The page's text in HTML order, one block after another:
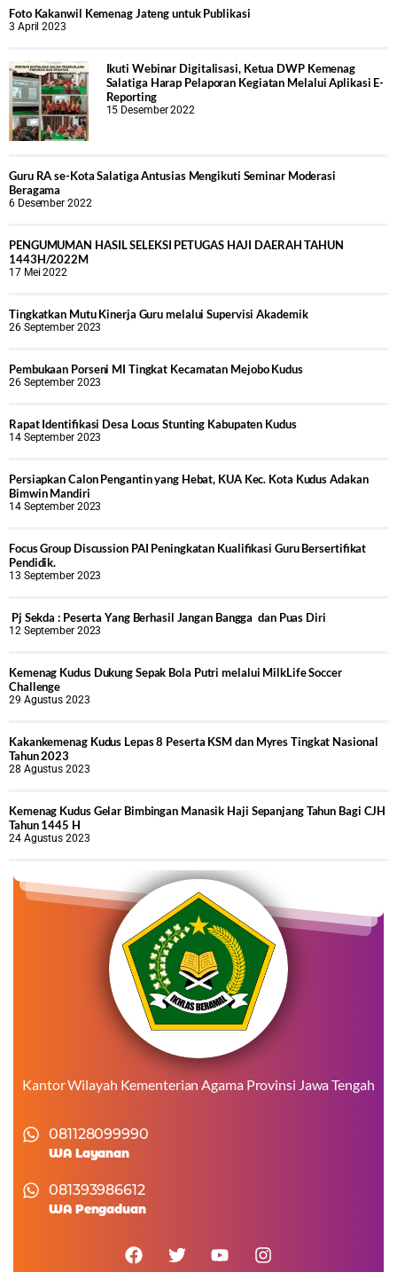
Foto Kakanwil Kemenag Jateng untuk Publikasi
3 April 2023
Ikuti Webinar Digitalisasi, Ketua DWP Kemenag
Salatiga Harap Pelaporan Kegiatan Melalui Aplikasi E-
Reporting
15 Desember 2022
Guru RA se-Kota Salatiga Antusias Mengikuti Seminar Moderasi
Beragama
6 Desember 2022
PENGUMUMAN HASIL SELEKSI PETUGAS HAJI DAERAH TAHUN
1443H/2022M
17 Mei 2022
Tingkatkan Mutu Kinerja Guru melalui Supervisi Akademik
26 September 2023
Pembukaan Porseni MI Tingkat Kecamatan Mejobo Kudus
26 September 2023
Rapat Identifikasi Desa Locus Stunting Kabupaten Kudus
14 September 2023
Persiapkan Calon Pengantin yang Hebat, KUA Kec. Kota Kudus Adakan
Bimwin Mandiri
14 September 2023
Focus Group Discussion PAI Peningkatan Kualifikasi Guru Bersertifikat
Pendidik.
13 September 2023
Pj Sekda : Peserta Yang Berhasil Jangan Bangga dan Puas Diri
12 September 2023
Kemenag Kudus Dukung Sepak Bola Putri melalui MilkLife Soccer
Challenge
29 Agustus 2023
Kakankemenag Kudus Lepas 8 Peserta KSM dan Myres Tingkat Nasional
Tahun 2023
28 Agustus 2023
Kemenag Kudus Gelar Bimbingan Manasik Haji Sepanjang Tahun Bagi CJH
Tahun 1445 H
24 Agustus 2023
Kantor Wilayah Kementerian Agama Provinsi Jawa Tengah
081128099990
WA Layanan
081393986612
WA Pengaduan